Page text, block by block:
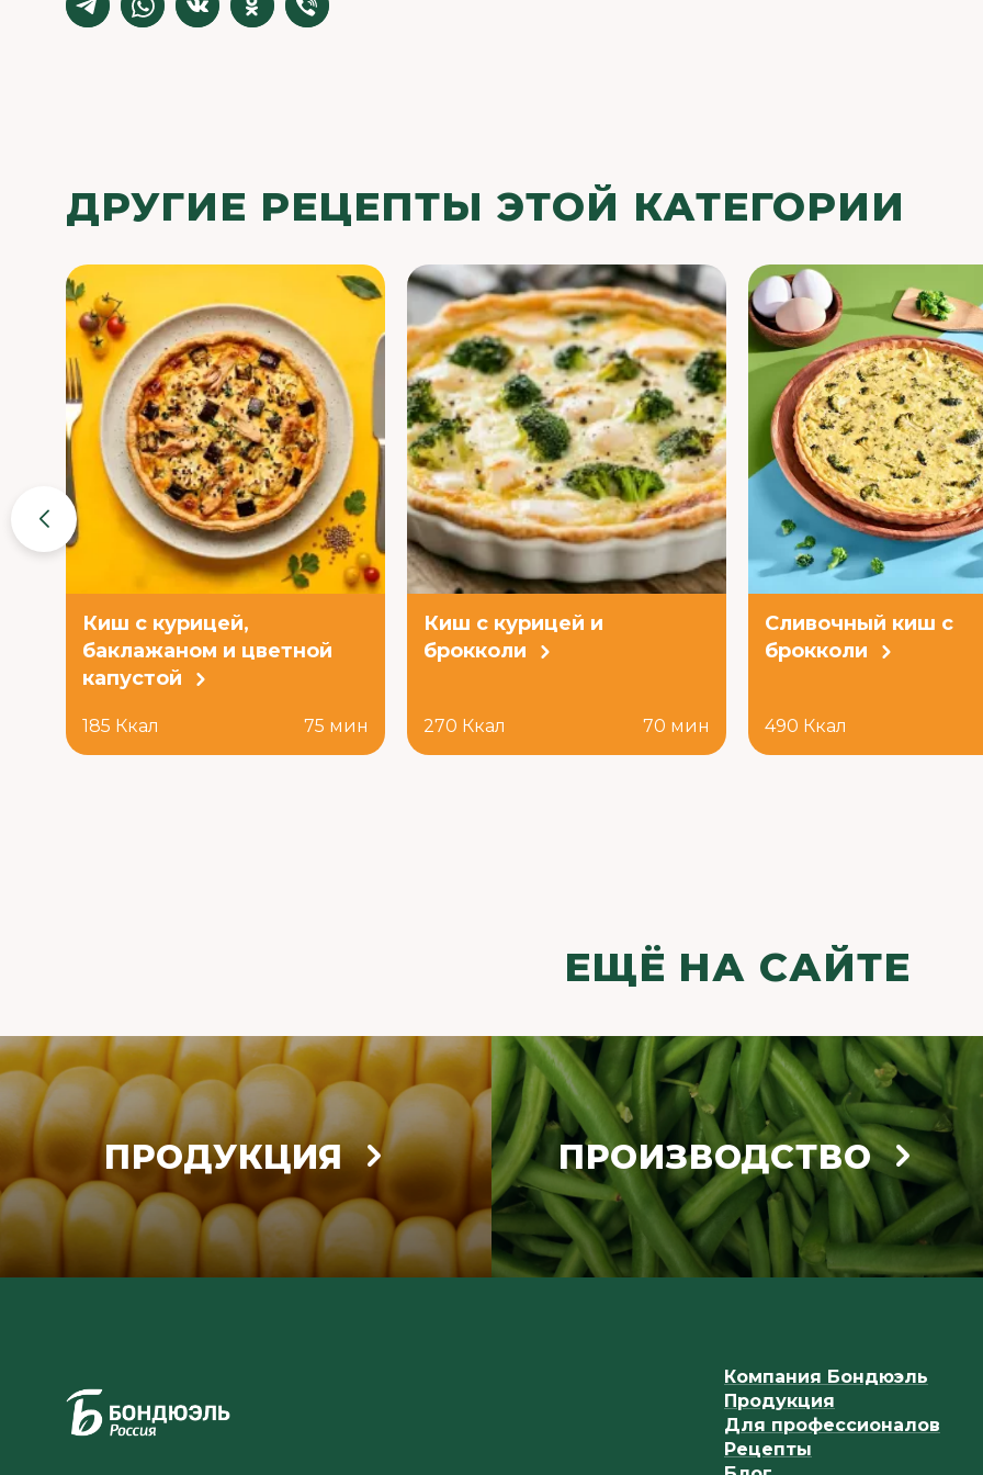
ДРУГИЕ РЕЦЕПТЫ ЭТОЙ КАТЕГОРИИ
Киш с курицей,
баклажаном и цветной
капустой
185 Ккал 75 мин
Киш с курицей и
брокколи
270 Ккал 70 мин
Сливочный киш с
брокколи
490 Ккал
ЕЩЁ НА САЙТЕ
ПРОДУКЦИЯ ПРОИЗВОДСТВО
Компания Бондюэль
Продукция
Для профессионалов
Рецепты